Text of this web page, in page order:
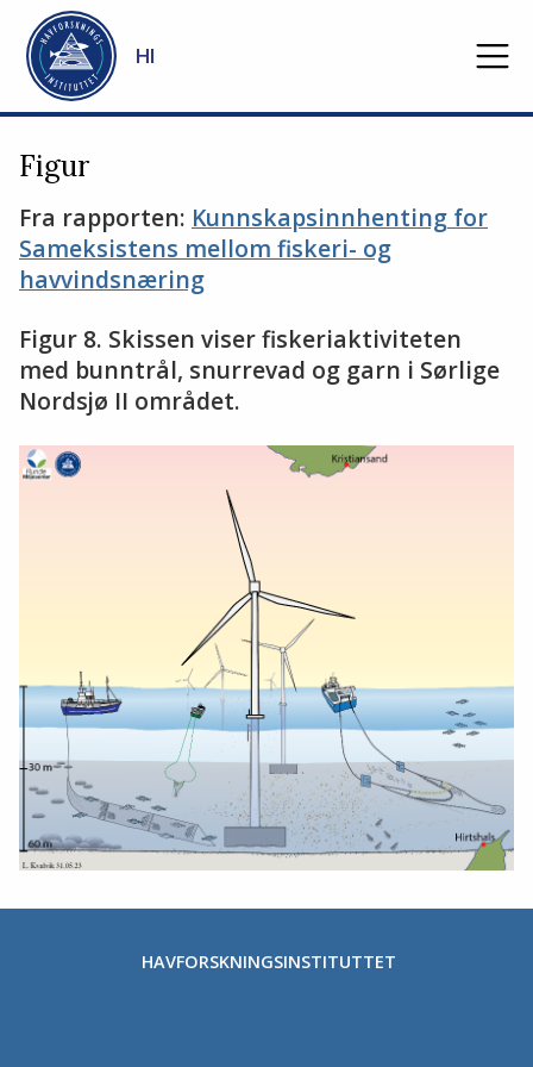
Gå til hovedinnhold
HI
Figur
Fra rapporten: Kunnskapsinnhenting for
Sameksistens mellom fiskeri- og
havvindsnæring
Figur 8. Skissen viser fiskeriaktiviteten
med bunntrål, snurrevad og garn i Sørlige
Nordsjø II området.
HAVFORSKNINGSINSTITUTTET